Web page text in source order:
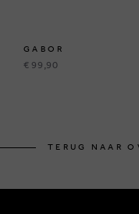
GABOR
€ 99,90
TERUG NAAR